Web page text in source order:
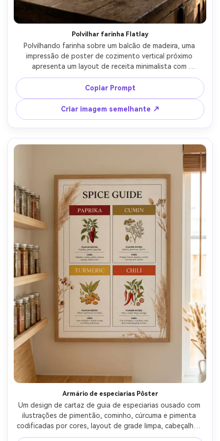
Polvilhar farinha Flatlay
Polvilhando farinha sobre um balcão de madeira, uma
impressão de poster de cozimento vertical próximo
apresenta um layout de receita minimalista com
tipografia escrita à mão e um pequeno pão de massa-
levedura ilustrado, luz brilhante da janela, Canon R5,
35mm, ângulo documental, partículas de farinha
congeladas, sombras realistas, texto nítido, textura de
papel fosco premium-AR 4:5
Copiar Prompt
Criar imagem semelhante ↗
Armário de especiarias Pôster
Um design de cartaz de guia de especiarias ousado com
ilustrações de pimentão, cominho, cúrcuma e pimenta
codificadas por cores, layout de grade limpa, cabeçalhos
serif modernos, sotaques sutis de boho pampas na